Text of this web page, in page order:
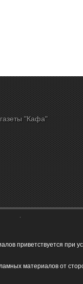
"Кафа"
приветствуется при
материалов от